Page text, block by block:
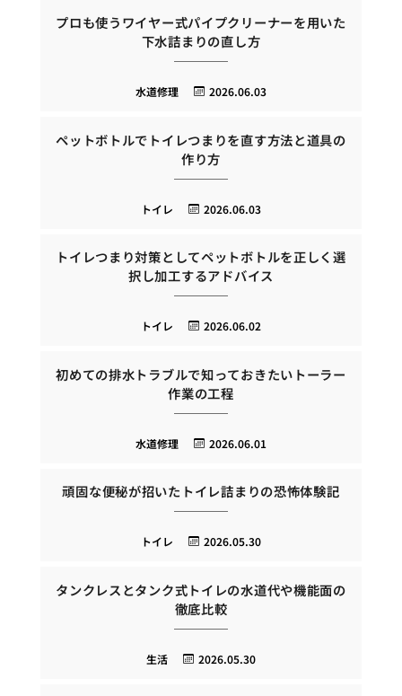
プロも使うワイヤー式パイプクリーナーを用いた
下水詰まりの直し方
2026.06.03
水道修理
ペットボトルでトイレつまりを直す方法と道具の
作り方
2026.06.03
トイレ
トイレつまり対策としてペットボトルを正しく選
択し加工するアドバイス
2026.06.02
トイレ
初めての排水トラブルで知っておきたいトーラー
作業の工程
2026.06.01
水道修理
頑固な便秘が招いたトイレ詰まりの恐怖体験記
2026.05.30
トイレ
タンクレスとタンク式トイレの水道代や機能面の
徹底比較
2026.05.30
生活